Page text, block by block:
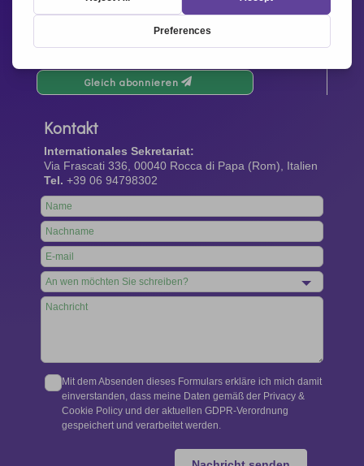
Infos aus unserem Netzwerk.
Gleich abonnieren
Kontakt
Internationales Sekretariat:
Via Frascati 336, 00040 Rocca di Papa (Rom), Italien
Tel. +39 06 94798302
Leave
this
field
blank
Mit dem Absenden dieses Formulars erkläre ich mich damit
einverstanden, dass meine Daten gemäß der Privacy &
Cookie Policy und der aktuellen GDPR-Verordnung
gespeichert und verarbeitet werden.